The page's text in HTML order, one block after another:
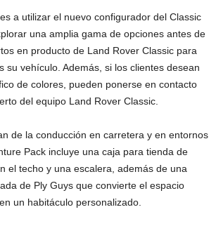
a utilizar el nuevo configurador del Classic
una amplia gama de opciones antes de
en producto de Land Rover Classic para
su vehículo. Además, si los clientes desean
de colores, pueden ponerse en contacto
del equipo Land Rover Classic.
de la conducción en carretera y en entornos
Pack incluye una caja para tienda de
el techo y una escalera, además de una
de Ply Guys que convierte el espacio
un habitáculo personalizado.